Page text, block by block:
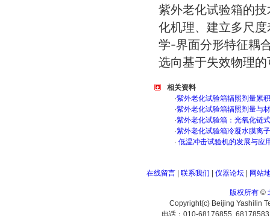
紫外老化试验箱的
化机理、建立多尺
学-界面分形特征耦
选向基于失效物理
相关资料
·紫外老化试验箱辐照剂量累
·紫外老化试验箱辐照剂量与
·紫外老化试验箱：光氧化链
·紫外老化试验箱冷凝水膜离
· 低温冲击试验机的发展与应
在线留言| 联系我们 仪器论坛| 网站
版权所有©
Copyright(c) Beijing Yashilin
电话：010-68176855